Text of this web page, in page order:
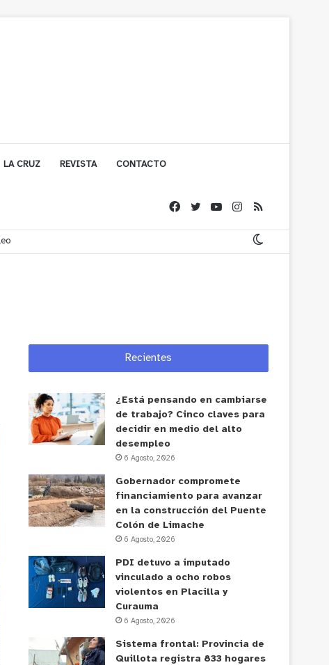
LA CRUZ REVISTA CONTACTO
Recientes
¿Está pensando en cambiarse
de trabajo? Cinco claves para
decidir en medio del alto
desempleo
6 Agosto, 2026
Gobernador compromete
financiamiento para avanzar
en la construcción del Puente
Colón de Limache
6 Agosto, 2026
PDI detuvo a imputado
vinculado a ocho robos
violentos en Placilla y
Curauma
6 Agosto, 2026
Sistema frontal: Provincia de
Quillota registra 833 hogares